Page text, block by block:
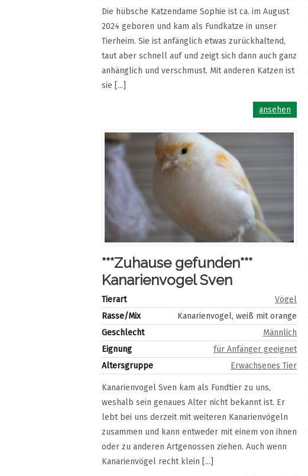
Die hübsche Katzendame Sophie ist ca. im August
2024 geboren und kam als Fundkatze in unser
Tierheim. Sie ist anfänglich etwas zurückhaltend,
taut aber schnell auf und zeigt sich dann auch ganz
anhänglich und verschmust. Mit anderen Katzen ist
sie [...]
ansehen
***Zuhause gefunden***
Kanarienvogel Sven
Tierart
Vögel
Rasse/Mix
Kanarienvogel, weiß mit orange
Geschlecht
Männlich
Eignung
für Anfänger geeignet
Altersgruppe
Erwachsenes Tier
Kanarienvogel Sven kam als Fundtier zu uns,
weshalb sein genaues Alter nicht bekannt ist. Er
lebt bei uns derzeit mit weiteren Kanarienvögeln
zusammen und kann entweder mit einem von ihnen
oder zu anderen Artgenossen ziehen. Auch wenn
Kanarienvögel recht klein [...]